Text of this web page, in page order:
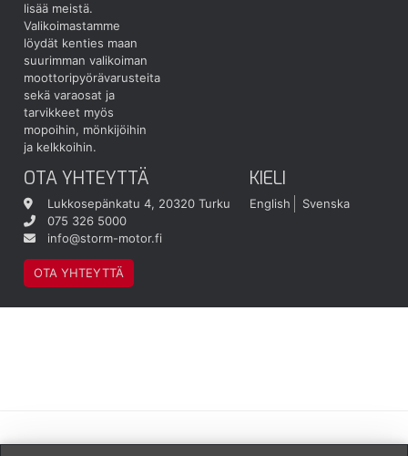
lisää meistä.
Valikoimastamme
löydät kenties maan
suurimman valikoiman
moottoripyörävarusteita
sekä varaosat ja
tarvikkeet myös
mopoihin, mönkijöihin
ja kelkkoihin.
OTA YHTEYTTÄ
Lukkosepänkatu 4, 20320 Turku
075 326 5000
info@storm-motor.fi
OTA YHTEYTTÄ
KIELI
English Svenska